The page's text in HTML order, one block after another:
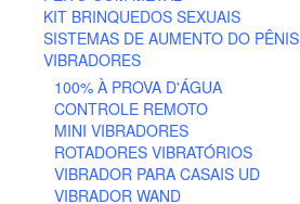
KIT BRINQUEDOS SEXUAIS
SISTEMAS DE AUMENTO DO PÊNIS
VIBRADORES
100% À PROVA D'ÁGUA
CONTROLE REMOTO
MINI VIBRADORES
ROTADORES VIBRATÓRIOS
VIBRADOR PARA CASAIS UD
VIBRADOR WAND